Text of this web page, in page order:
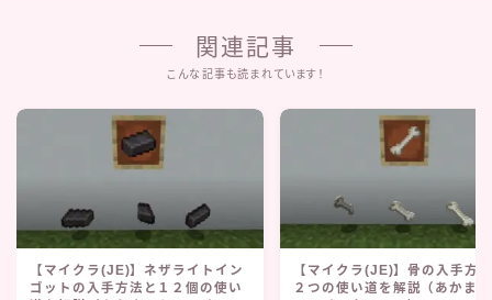
関連記事
こんな記事も読まれています！
【マイクラ(JE)】ネザライトイン
ゴットの入手方法と１２個の使い
【マイクラ(JE)】骨の入手方
２つの使い道を解説（あかま